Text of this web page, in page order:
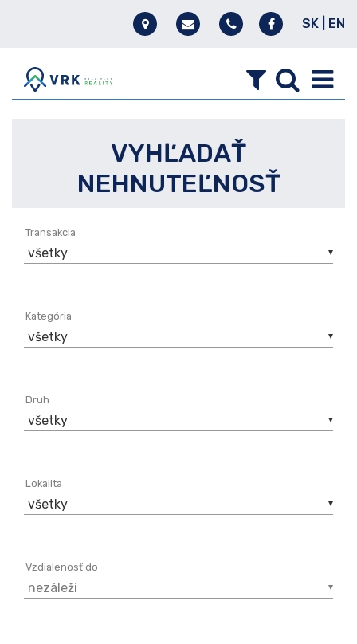
SK EN
VYHĽADAŤ
NEHNUTEĽNOSŤ
všetky
Transakcia
všetky
Kategória
všetky
Druh
všetky
Lokalita
nezáleží
Vzdialenosť do